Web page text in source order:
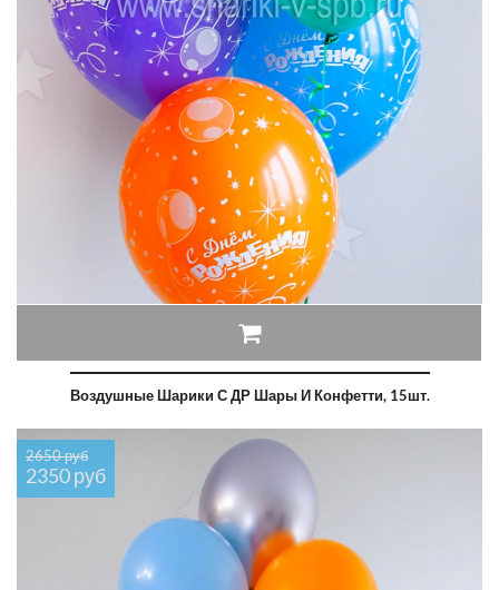
Воздушные Шарики С ДР Шары И Конфетти, 15шт.
2650 руб
2350 руб